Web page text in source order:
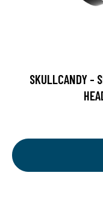
SKULLCANDY -